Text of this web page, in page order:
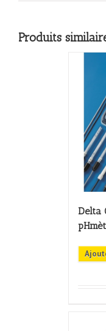
Produits
Delta